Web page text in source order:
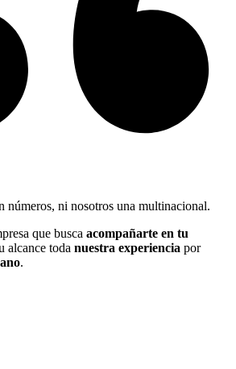
números, ni nosotros una multinacional.
que busca acompañarte en tu
alcance toda nuestra experiencia por
.